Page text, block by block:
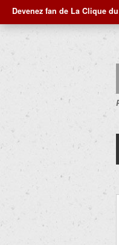
Devenez fan de La Clique